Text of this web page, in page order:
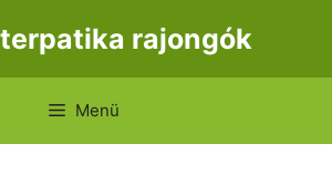
rajongók
Menü